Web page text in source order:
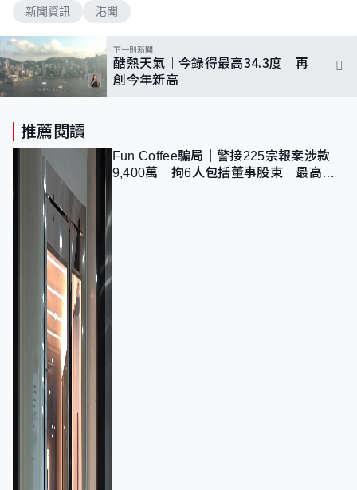
新聞資訊 港聞
下一則新聞
酷熱天氣｜今錄得最高34.3度 再
創今年新高
推薦閱讀
Fun Coffee騙局｜警接225宗報案涉款
9,400萬 拘6人包括董事股東 最高金